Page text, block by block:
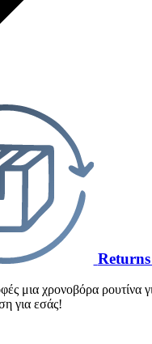
μια χρονοβόρα ρουτίνα
για εσάς!